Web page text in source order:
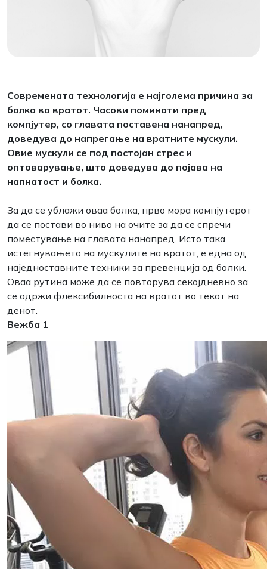
Современата технологија е најголема причина за
болка во вратот. Часови поминати пред
компјутер, со главата поставена нанапред,
доведува до напрегање на вратните мускули.
Овие мускули се под постојан стрес и
оптоварување, што доведува до појава на
напнатост и болка.
За да се ублажи оваа болка, прво мора компјутерот
да се постави во ниво на очите за да се спречи
поместување на главата нанапред. Исто така
истегнувањето на мускулите на вратот, е една од
наједноставните техники за превенција од болки.
Оваа рутина може да се повторува секојдневно за
се одржи флексибилноста на вратот во текот на
денот.
Вежба 1